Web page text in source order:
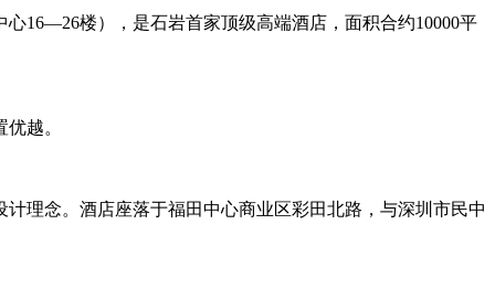
16—26楼），是石岩首家顶级高端酒店，面积合约10000平
越。
理念。酒店座落于福田中心商业区彩田北路，与深圳市民中